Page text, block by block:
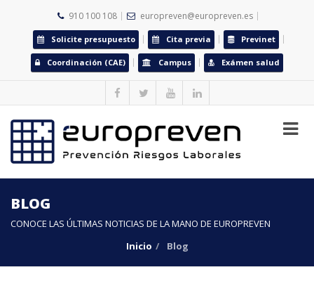
910 100 108 europreven@europreven.es
Solicite presupuesto Cita previa Previnet
Coordinación (CAE) Campus Exámen salud
BLOG
CONOCE LAS ÚLTIMAS NOTICIAS DE LA MANO DE EUROPREVEN
Inicio
Blog